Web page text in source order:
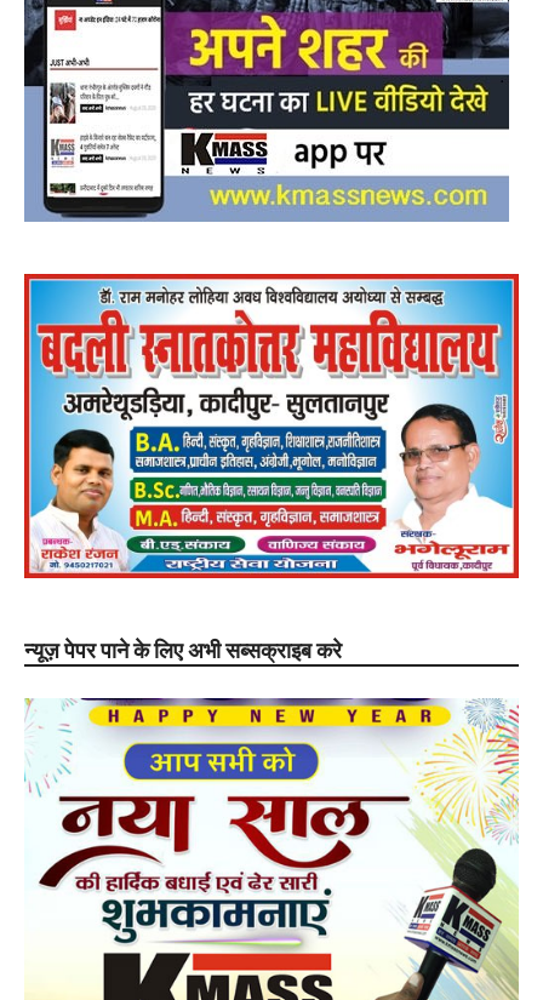
न्यूज़ पेपर पाने के लिए अभी सब्सक्राइब करे